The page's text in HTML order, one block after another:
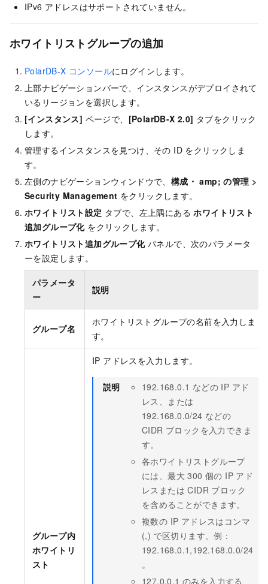
IPv6 アドレスはサポートされていません。
ホワイトリストグループの追加
PolarDB-X コンソールにログインします。
上部ナビゲーションバーで、インスタンスがデプロイされて
いるリージョンを選択します。
[インスタンス] ページで、 [PolarDB-X 2.0] タブをクリック
します。
管理するインスタンスを見つけ、その ID をクリックしま
す。
左側のナビゲーションウィンドウで、 構成・ amp; の管理 >
Security Management をクリックします。
ホワイトリスト設定 タブで、左上隅にあるホワイトリスト
追加グループ化をクリックします。
ホワイトリスト追加グループ化パネルで、次のパラメータ
ーを設定します。
パラメータ
ー
説明
グループ名
ホワイトリストグループの名前を入力しま
す。
グループ内
ホワイトリ
スト
IP アドレスを入力します。
説明
192.168.0.1 などの IP アド
レス、または
192.168.0.0/24 などの
CIDR ブロックを入力できま
す。
各ホワイトリストグループ
には、最大 300 個の IP アド
レスまたは CIDR ブロック
を含めることができます。
複数の IP アドレスはコンマ
(,) で区切ります。例：
192.168.0.1,192.168.0.0/24
。
127.0.0.1 のみを入力する